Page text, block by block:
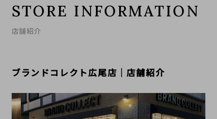
STORE INFORMATION
店舗紹介
ブランドコレクト広尾店｜店舗紹介